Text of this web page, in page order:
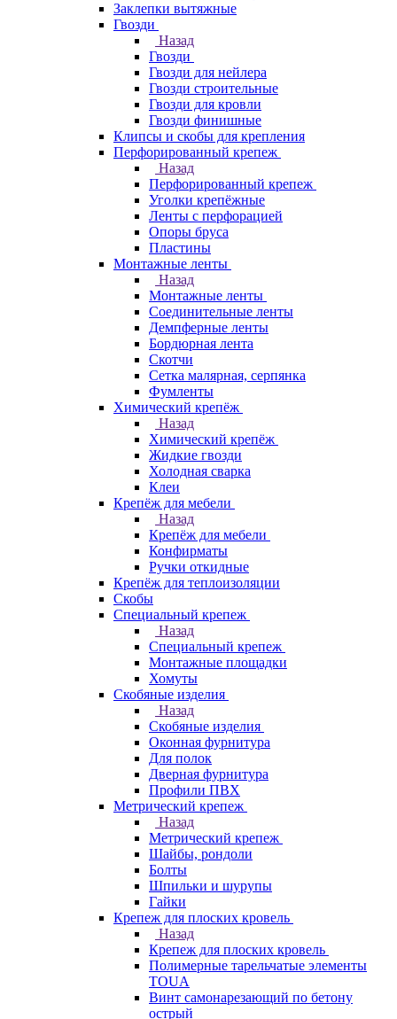
Заклепки вытяжные
Гвозди
Назад
Гвозди
Гвозди для нейлера
Гвозди строительные
Гвозди для кровли
Гвозди финишные
Клипсы и скобы для крепления
Перфорированный крепеж
Назад
Перфорированный крепеж
Уголки крепёжные
Ленты с перфорацией
Опоры бруса
Пластины
Монтажные ленты
Назад
Монтажные ленты
Соединительные ленты
Демпферные ленты
Бордюрная лента
Скотчи
Сетка малярная, серпянка
Фумленты
Химический крепёж
Назад
Химический крепёж
Жидкие гвозди
Холодная сварка
Клеи
Крепёж для мебели
Назад
Крепёж для мебели
Конфирматы
Ручки откидные
Крепёж для теплоизоляции
Скобы
Специальный крепеж
Назад
Специальный крепеж
Монтажные площадки
Хомуты
Скобяные изделия
Назад
Скобяные изделия
Оконная фурнитура
Для полок
Дверная фурнитура
Профили ПВХ
Метрический крепеж
Назад
Метрический крепеж
Шайбы, рондоли
Болты
Шпильки и шурупы
Гайки
Крепеж для плоских кровель
Назад
Крепеж для плоских кровель
Полимерные тарельчатые элементы
TOUA
Винт самонарезающий по бетону
острый